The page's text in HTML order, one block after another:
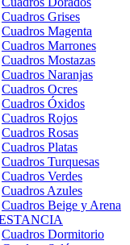
Cuadros Grises
Cuadros Magenta
Cuadros Marrones
Cuadros Mostazas
Cuadros Naranjas
Cuadros Ocres
Cuadros Óxidos
Cuadros Rojos
Cuadros Rosas
Cuadros Platas
Cuadros Turquesas
Cuadros Verdes
Cuadros Azules
Cuadros Beige y Arena
Cuadros Dormitorio